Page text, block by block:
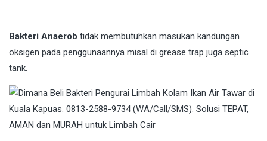
Bakteri Anaerob tidak membutuhkan masukan kandungan
oksigen pada penggunaannya misal di grease trap juga septic
tank.